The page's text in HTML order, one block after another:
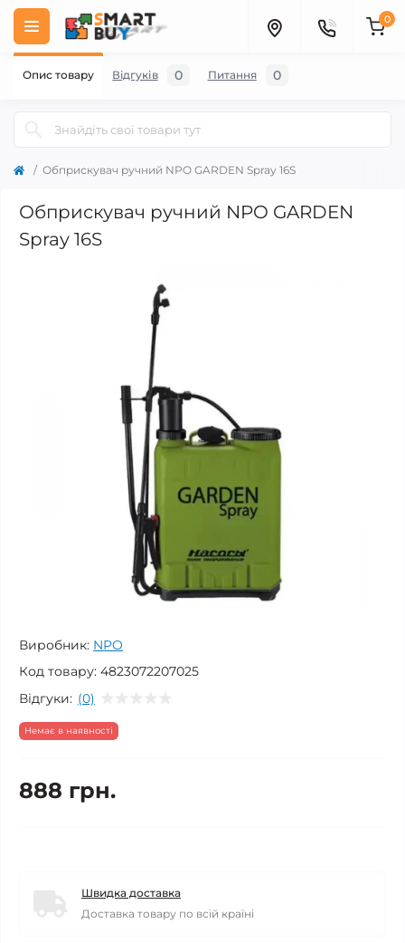
0
Обприскувач ручний NPO GARDEN Spray 16S
Обприскувач ручний NPO GARDEN
Spray 16S
Виробник: NPO
Код товару: 4823072207025
Відгуки: (0)
Немає в наявності
888 грн.
Швидка доставка
Доставка товару по всій країні
Опис товару Відгуків 0 Питання 0